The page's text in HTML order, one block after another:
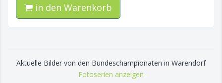
in den Warenkorb
Aktuelle Bilder von den Bundeschampionaten in Warendorf
Fotoserien anzeigen